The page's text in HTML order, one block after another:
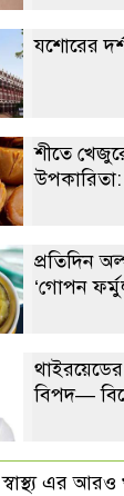
যশোরের
শীতে
প্রতিদিন
‘গোপন
বিপদ—
স্বাস্থ্য এর